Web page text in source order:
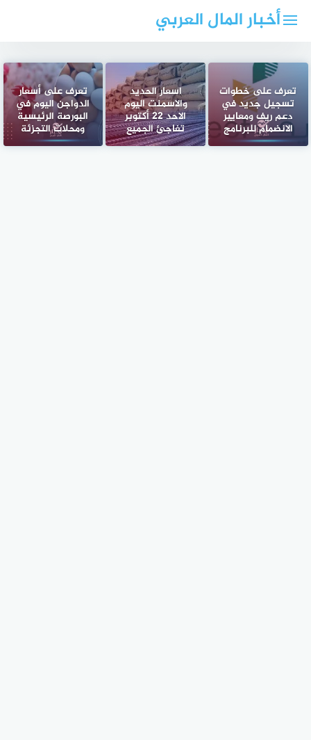
أخبار المال العربي
تعرف على خطوات
تسجيل جديد في
دعم ريف ومعايير
الانضمام للبرنامج
اسعار الحديد
والاسمنت اليوم
الاحد 22 أكتوبر
تفاجئ الجميع
تعرف على أسعار
الدواجن اليوم في
البورصة الرئيسية
ومحلات التجزئة